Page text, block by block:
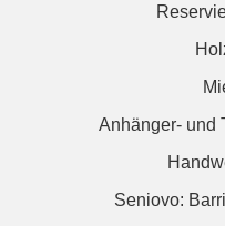
Anhänger- und
Seniovo: